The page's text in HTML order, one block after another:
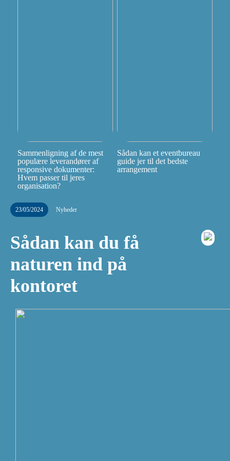
Sammenligning af de mest
populære leverandører af
responsive dokumenter:
Hvem passer til jeres
organisation?
Sådan kan et eventbureau
guide jer til det bedste
arrangement
23/05/2024 Nyheder
Sådan kan du få
naturen ind på
kontoret